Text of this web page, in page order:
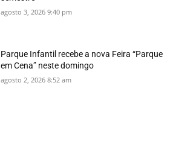
agosto 3, 2026 9:40 pm
Parque Infantil recebe a nova Feira “Parque
em Cena” neste domingo
agosto 2, 2026 8:52 am